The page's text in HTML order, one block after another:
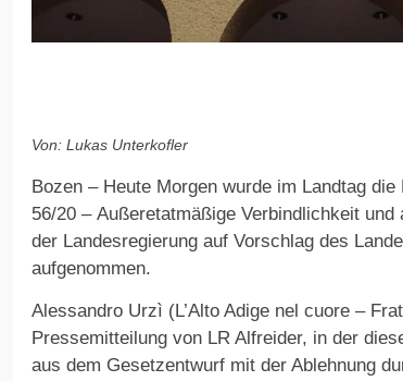
Von: Lukas Unterkofler
Bozen – Heute Morgen wurde im Landtag
56/20 – Außeretatmäßige Verbindlichkeit
der Landesregierung auf Vorschlag des
aufgenommen.
Alessandro Urzì (L’Alto Adige nel cuore –
Pressemitteilung von LR Alfreider, in der
aus dem Gesetzentwurf mit der Ablehnung